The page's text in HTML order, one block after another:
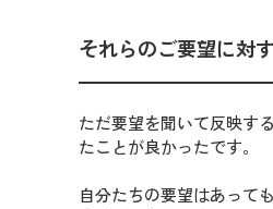
それらのご要望に対
ただ要望を聞いて反映す
たことが良かったです。
自分たちの要望はあって